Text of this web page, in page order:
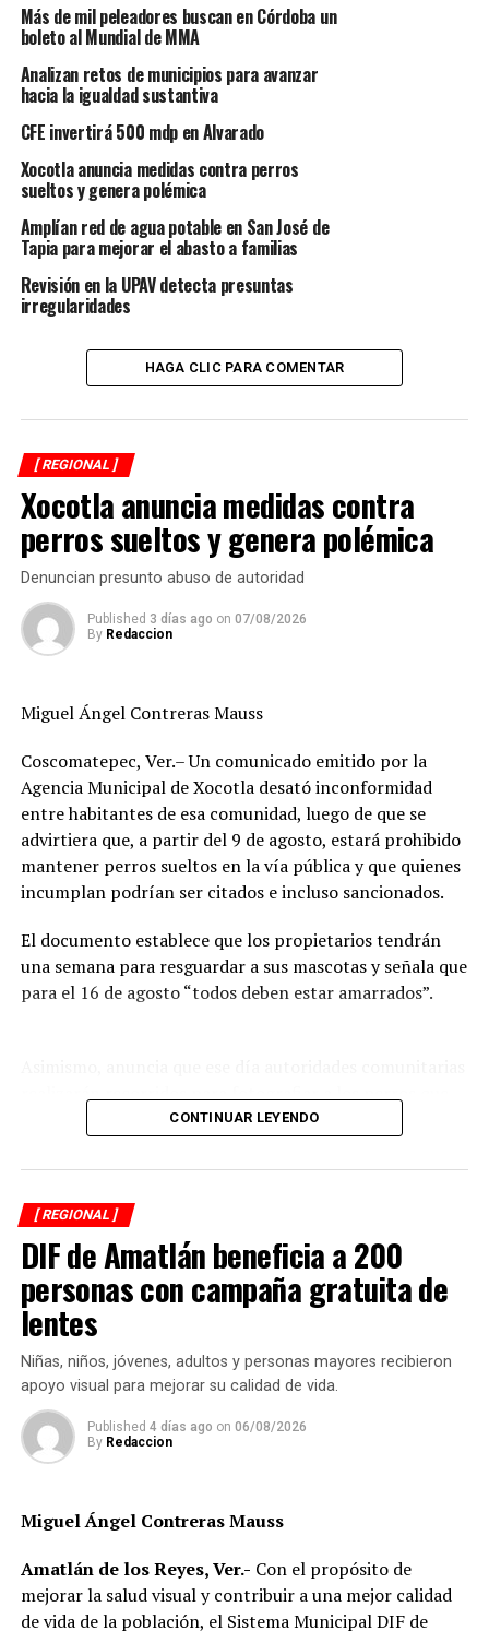
Además, se ha industrializado un total de 182 mil 043
hectáreas, con un rendimiento en campo de 72.372
toneladas de caña por hectárea, superando en 0.435
toneladas de caña por hectárea al ciclo anterior.
En la presente zafra, los 5 ingenios con el mejor
rendimiento en campo (toneladas de caña por hectárea)
son: Tamazula (117.284), Atencingo (109.506), Melchor
Ocampo (108.564), Pujiltic (105.197) y Casasano “La
Abeja” (102.599).
Cabe destacar que, de los 49 ingenios en el país, 48
de molienda, mientras que 2 ingenios, El Carmen y
Calipam, están pendientes de iniciar operaciones.
panorama actual en la industria azucarera y destacan
las variaciones significativas en comparación con la
zafra anterior.
DESPUÉS
Realizan Feria del Empleo 2024
Más de mil peleadores buscan en Córdoba un
boleto al Mundial de MMA
Analizan retos de municipios para avanzar
hacia la igualdad sustantiva
CFE invertirá 500 mdp en Alvarado
Xocotla anuncia medidas contra perros
sueltos y genera polémica
Amplían red de agua potable en San José de
Tapia para mejorar el abasto a familias
Revisión en la UPAV detecta presuntas
irregularidades
HAGA CLIC PARA COMENTAR
[ REGIONAL ]
Xocotla anuncia medidas contra
perros sueltos y genera polémica
Denuncian presunto abuso de autoridad
Published 3 días ago on 07/08/2026
By Redaccion
Miguel Ángel Contreras Mauss
Coscomatepec, Ver.– Un comunicado emitido por la
Agencia Municipal de Xocotla desató inconformidad
entre habitantes de esa comunidad, luego de que se
advirtiera que, a partir del 9 de agosto, estará prohibido
mantener perros sueltos en la vía pública y que quienes
incumplan podrían ser citados e incluso sancionados.
El documento establece que los propietarios tendrán
una semana para resguardar a sus mascotas y señala que
para el 16 de agosto “todos deben estar amarrados”.
permanezcan en las calles, solicitar información a
citarlos al palacio de la comunidad, donde incluso
podrían hacerse acreedores a una multa.
La publicación provocó críticas entre pobladores,
quienes consideran que la Agencia Municipal podría
estar excediendo sus atribuciones al anunciar posibles
sanciones sin precisar el fundamento jurídico que las
respalda, por lo que calificaron la medida como un
presunto abuso de autoridad.
Si bien especialistas y organizaciones dedicadas al
bienestar animal coinciden en que los propietarios
advierten que ello no significa mantenerlas
La Ley de Protección a los Animales para el Estado de
CONTINUAR LEYENDO
[ REGIONAL ]
DIF de Amatlán beneficia a 200
personas con campaña gratuita de
lentes
Niñas, niños, jóvenes, adultos y personas mayores recibieron
apoyo visual para mejorar su calidad de vida.
Published 4 días ago on 06/08/2026
By Redaccion
Miguel Ángel Contreras Mauss
Amatlán de los Reyes, Ver.- Con el propósito de
mejorar la salud visual y contribuir a una mejor calidad
de vida de la población, el Sistema Municipal DIF de